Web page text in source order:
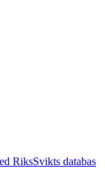
RiksSvikts databas